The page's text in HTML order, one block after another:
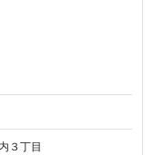
３丁目